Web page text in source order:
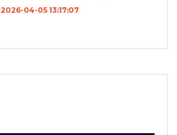
2026-04-05 13:17:07